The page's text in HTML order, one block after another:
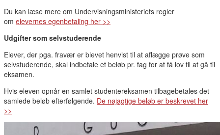
Du kan læse mere om Undervisningsministeriets regler
om elevernes egenbetaling her >>
Udgifter som selvstuderende
Elever, der pga. fravær er blevet henvist til at aflægge prøve som
selvstuderende, skal indbetale et beløb pr. fag for at få lov til at gå til
eksamen.
Hvis eleven opnår en samlet studentereksamen tilbagebetales det
samlede beløb efterfølgende. De nøjagtige beløb er beskrevet her
>>